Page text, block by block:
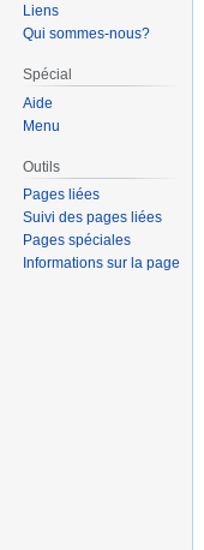
Liens
Qui sommes-nous?
Spécial
Aide
Menu
Outils
Pages liées
Suivi des pages liées
Pages spéciales
Informations sur la page